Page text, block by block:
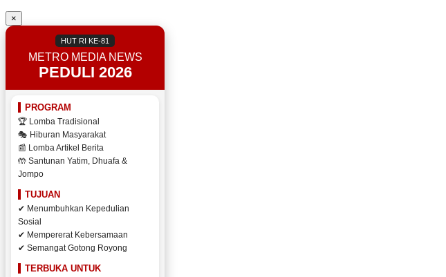
×
HUT RI KE-81
METRO MEDIA NEWS
PEDULI 2026
PROGRAM
🏆 Lomba Tradisional
🎭 Hiburan Masyarakat
📰 Lomba Artikel Berita
🤲 Santunan Yatim, Dhuafa &
Jompo
TUJUAN
✔ Menumbuhkan Kepedulian
Sosial
✔ Mempererat Kebersamaan
✔ Semangat Gotong Royong
TERBUKA UNTUK